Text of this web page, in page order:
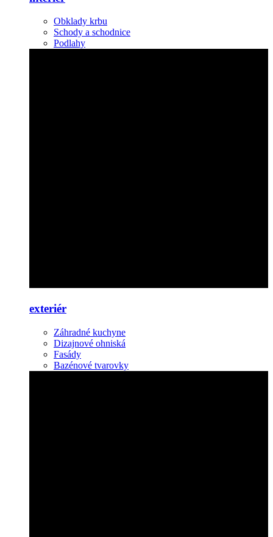
Obklady krbu
Schody a schodnice
Podlahy
exteriér
Záhradné kuchyne
Dizajnové ohniská
Fasády
Bazénové tvarovky